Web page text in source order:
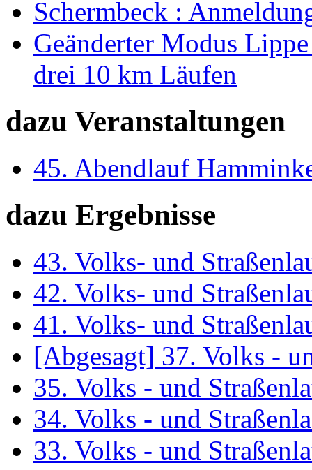
Schermbeck :
Geänderter Modus
drei 10 km Läufen
dazu Veranstaltungen
45. Abendlauf
dazu Ergebnisse
43. Volks- und
42. Volks- und
41. Volks- und
[Abgesagt] 37. Volks -
35. Volks - und
34. Volks - und
33. Volks - und